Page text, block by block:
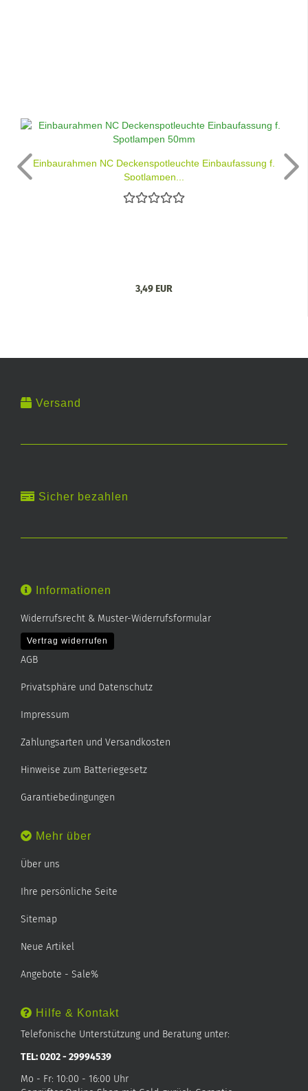
Einbaurahmen NC Deckenspotleuchte Einbaufassung f.
Spotlampen...
3,49 EUR
Versand
Sicher bezahlen
Informationen
Widerrufsrecht & Muster-Widerrufsformular
Vertrag widerrufen
AGB
Privatsphäre und Datenschutz
Impressum
Zahlungsarten und Versandkosten
Hinweise zum Batteriegesetz
Garantiebedingungen
Mehr über
Über uns
Ihre persönliche Seite
Sitemap
Neue Artikel
Angebote - Sale%
Hilfe & Kontakt
Telefonische Unterstützung und Beratung unter:
TEL: 0202 - 29994539
Mo - Fr: 10:00 - 16:00 Uhr